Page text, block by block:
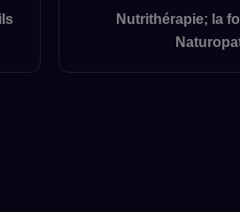
Nutrithérapie; la